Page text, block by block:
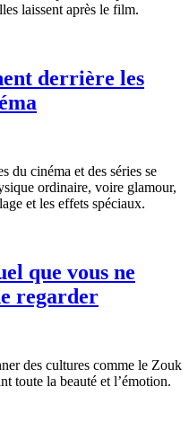
laissent après le film.
derrière les
du cinéma et des séries se
ordinaire, voire glamour,
et les effets spéciaux.
que vous ne
regarder
des cultures comme le Zouk
toute la beauté et l’émotion.